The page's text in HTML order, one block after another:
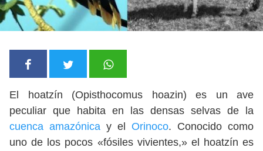
El hoatzín (Opisthocomus hoazin) es un ave
peculiar que habita en las densas selvas de la
cuenca amazónica y el Orinoco. Conocido como
uno de los pocos «fósiles vivientes,» el hoatzín es